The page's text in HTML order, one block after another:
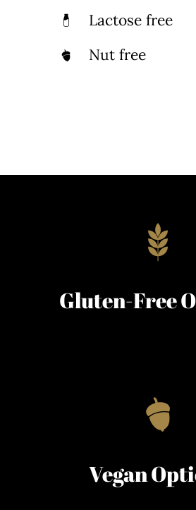
Lactose free
Nut free
Gluten-Free
Vegan